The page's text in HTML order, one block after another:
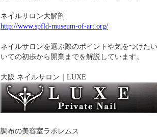
ネイルサロン大解剖
http://www.spfld-museum-of-art.org/
ネイルサロンを選ぶ際のポイントや気をつけた
いての初歩から開業までを解説しています。
大阪 ネイルサロン｜LUXE
調布の美容室ラボレムス